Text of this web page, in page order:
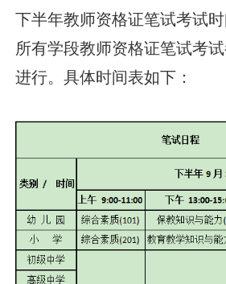
下半年教师资格证笔试考试时
所有学段教师资格证笔试考
进行。具体时间表如下：